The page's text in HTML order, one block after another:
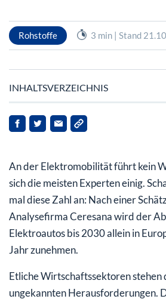
Rohstoffe 3 min | Stand
INHALTSVERZEICHNIS
Chiles Lithium-Schatz
Mega-Potenzial für SQM und
Natürlich gibt es auch
An der Elektromobilität führt kein
sich die meisten Experten einig.
mal diese Zahl an: Nach einer
Analysefirma Ceresana wird der
Elektroautos bis 2030 allein in
Jahr zunehmen.
Etliche Wirtschaftssektoren stehen
ungekannten Herausforderungen.